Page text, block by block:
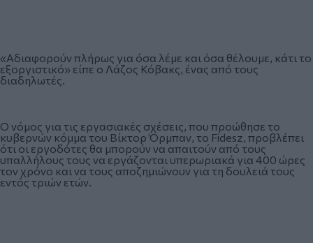
«Αδιαφορούν πλήρως για όσα λέμε και όσα θέλουμε, κάτι το
εξοργιστικό» είπε ο Λάζος Κόβακς, ένας από τους
διαδηλωτές.
Ο νόμος για τις εργασιακές σχέσεις, που προώθησε το
κυβερνών κόμμα του Βίκτορ Όρμπαν, το Fidesz, προβλέπει
ότι οι εργοδότες θα μπορούν να απαιτούν από τους
υπαλλήλους τους να εργάζονται υπερωριακά για 400 ώρες
τον χρόνο και να τους αποζημιώνουν για τη δουλειά τους
εντός τριών ετών.